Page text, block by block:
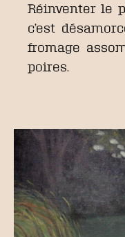
Réinventer le
c’est
fromage
poires.